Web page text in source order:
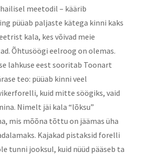
meetodil – käärib
püüab paljaste kätega kinni kaks
kala, kes võivad meie
Õhtusöögi eelroog on olemas.
lahkuse eest sooritab Toonart
teo: püüab kinni veel
kuid mitte söögiks, vaid
Nimelt jäi kala “lõksu”
mis mõõna tõttu on jäämas üha
Kajakad pistaksid forelli
tunni jooksul, kuid nüüd pääseb ta